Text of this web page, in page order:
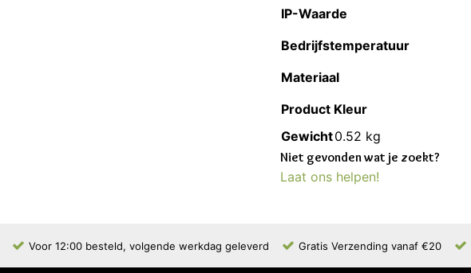
IP-Waarde
Bedrijfstemperatuur
Materiaal
Product Kleur
Gewicht0.52 kg
Niet gevonden wat je zoekt?
Laat ons helpen!
Voor 12:00 besteld, volgende werkdag geleverd Gratis Verzending vanaf €20